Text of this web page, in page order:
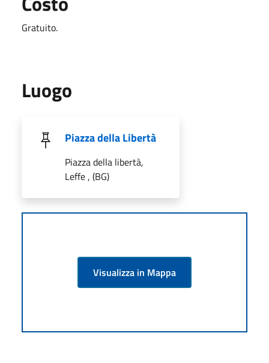
Gratuito.
Luogo
Piazza della Libertà
Piazza della libertà,
Leffe , (BG)
Visualizza in Mappa